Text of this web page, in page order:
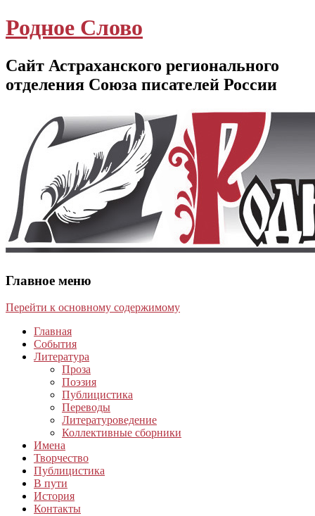
Родное Слово
Сайт Астраханского регионального
отделения Союза писателей России
Главное меню
Перейти к основному содержимому
Главная
События
Литература
Проза
Поэзия
Публицистика
Переводы
Литературоведение
Коллективные сборники
Имена
Творчество
Публицистика
В пути
История
Контакты